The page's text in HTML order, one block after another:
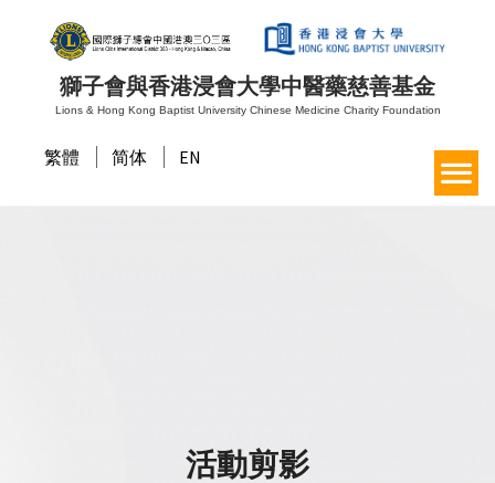
獅子會與香港浸會大學中醫藥慈善基金
Lions & Hong Kong Baptist University Chinese Medicine Charity Foundation
繁體 简体 EN
活動剪影